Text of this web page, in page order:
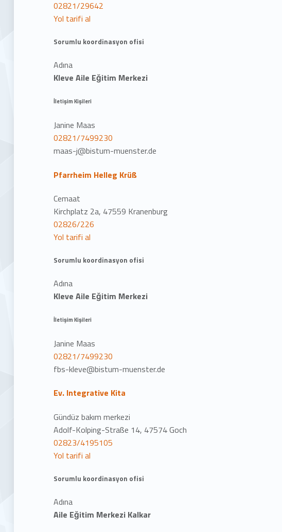
02821/29642
Yol tarifi al
Sorumlu koordinasyon ofisi
Adına
Kleve Aile Eğitim Merkezi
İletişim Kişileri
Janine Maas
02821/7499230
maas-j@bistum-muenster.de
Pfarrheim Helleg Krüß
Cemaat
Kirchplatz 2a, 47559 Kranenburg
02826/226
Yol tarifi al
Sorumlu koordinasyon ofisi
Adına
Kleve Aile Eğitim Merkezi
İletişim Kişileri
Janine Maas
02821/7499230
fbs-kleve@bistum-muenster.de
Ev. Integrative Kita
Gündüz bakım merkezi
Adolf-Kolping-Straße 14, 47574 Goch
02823/4195105
Yol tarifi al
Sorumlu koordinasyon ofisi
Adına
Aile Eğitim Merkezi Kalkar